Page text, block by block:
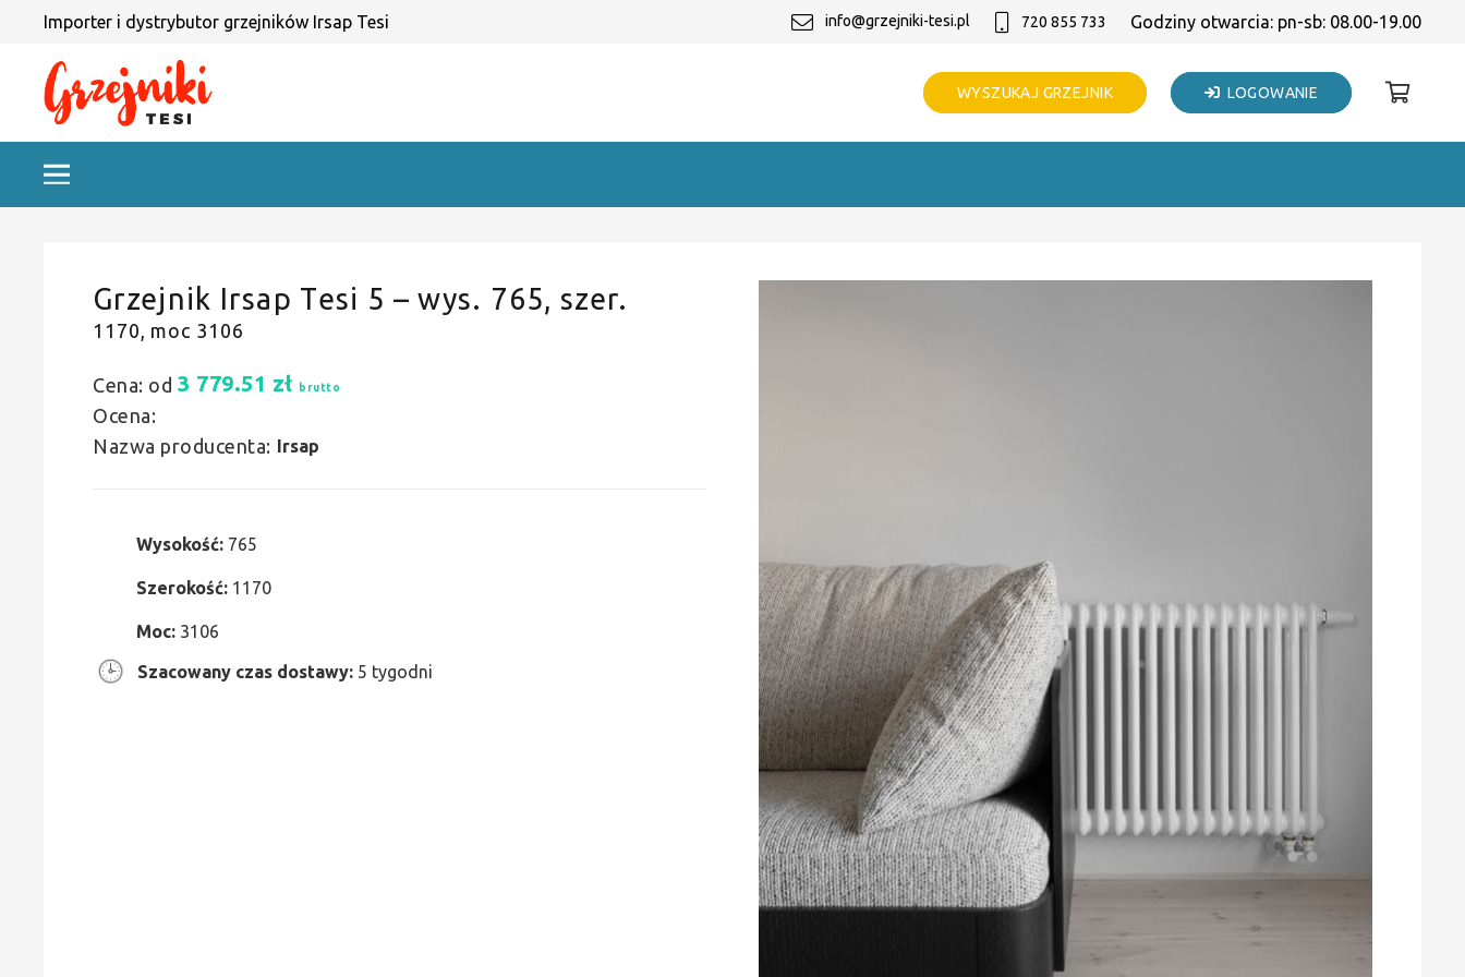
Importer i dystrybutor grzejników Irsap Tesi info@grzejniki-tesi.pl 720 855 733 Godziny otwarcia: pn-sb: 08.00-19.00
WYSZUKAJ GRZEJNIK LOGOWANIE
Grzejnik Irsap Tesi 5 – wys. 765, szer.
1170, moc 3106
Cena: od 3 779.51 zł brutto
Ocena:
Nazwa producenta: Irsap
Wysokość: 765
Szerokość: 1170
Moc: 3106
Szacowany czas dostawy: 5 tygodni